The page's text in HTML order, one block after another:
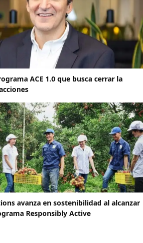
ACE 1.0 que busca cerrar la
avanza en sostenibilidad al alcanzar
Responsibly Active